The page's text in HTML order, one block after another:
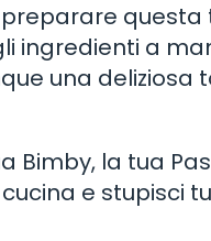
preparare questa
ingredienti a
una deliziosa
Bimby, la tua
e stupisci